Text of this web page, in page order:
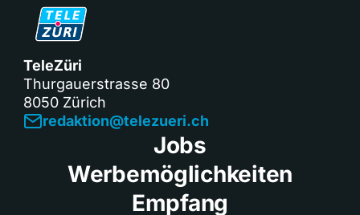
TeleZüri
Thurgauerstrasse 80
8050 Zürich
redaktion@telezueri.ch
Jobs
Werbemöglichkeiten
Empfang